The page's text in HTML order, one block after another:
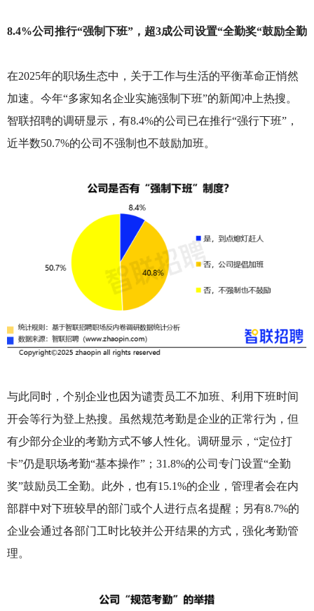
8.4%公司推行“强制下班”，超3成公司设置“全勤奖“鼓励全勤
在2025年的职场生态中，关于工作与生活的平衡革命正悄然
加速。今年“多家知名企业实施强制下班”的新闻冲上热搜。
智联招聘的调研显示，有8.4%的公司已在推行“强行下班”，
近半数50.7%的公司不强制也不鼓励加班。
与此同时，个别企业也因为谴责员工不加班、利用下班时间
开会等行为登上热搜。虽然规范考勤是企业的正常行为，但
有少部分企业的考勤方式不够人性化。调研显示，“定位打
卡”仍是职场考勤“基本操作”；31.8%的公司专门设置“全勤
奖”鼓励员工全勤。此外，也有15.1%的企业，管理者会在内
部群中对下班较早的部门或个人进行点名提醒；另有8.7%的
企业会通过各部门工时比较并公开结果的方式，强化考勤管
理。